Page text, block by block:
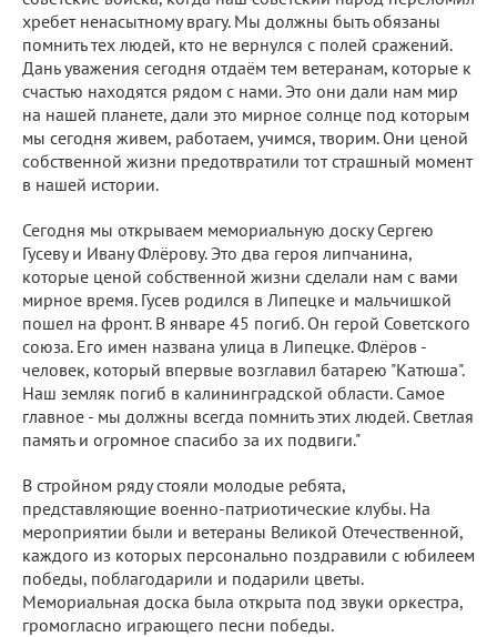
хребет ненасытному врагу. Мы должны быть обязаны
помнить тех людей, кто не вернулся с полей сражений.
Дань уважения сегодня отдаём тем ветеранам, которые к
счастью находятся рядом с нами. Это они дали нам мир
на нашей планете, дали это мирное солнце под которым
мы сегодня живем, работаем, учимся, творим. Они ценой
собственной жизни предотвратили тот страшный момент
в нашей истории.
Сегодня мы открываем мемориальную доску Сергею
Гусеву и Ивану Флёрову. Это два героя липчанина,
которые ценой собственной жизни сделали нам с вами
мирное время. Гусев родился в Липецке и мальчишкой
пошел на фронт. В январе 45 погиб. Он герой Советского
союза. Его имен названа улица в Липецке. Флёров -
человек, который впервые возглавил батарею "Катюша".
Наш земляк погиб в калининградской области. Самое
главное - мы должны всегда помнить этих людей. Светлая
память и огромное спасибо за их подвиги."
В стройном ряду стояли молодые ребята,
представляющие военно-патриотические клубы. На
мероприятии были и ветераны Великой Отечественной,
каждого из которых персонально поздравили с юбилеем
победы, поблагодарили и подарили цветы.
Мемориальная доска была открыта под звуки оркестра,
громогласно играющего песни победы.